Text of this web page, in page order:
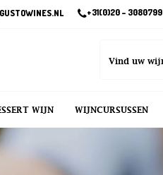
+31(0)20 – 3080799
WIJN WIJNCURSUSSEN